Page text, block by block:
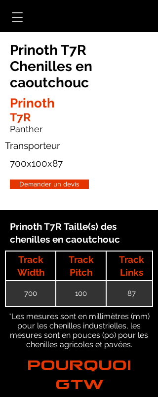
Prinoth T7R
Chenilles en
caoutchouc
Prinoth
T7R
Panther
Transporteur
700x100x87
Demander un devis
Prinoth T7R Taille(s) des
chenilles en caoutchouc
Track
Width
Track
Pitch
Track
Links
700 100 87
*Les mesures sont en millimètres (mm)
pour les chenilles industrielles, les
mesures sont en pouces (po) pour les
chenilles agricoles et pavées.
POURQUOI
GTW